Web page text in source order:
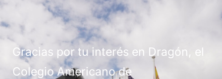
Gracias por tu interés en Dragón, el
Colegio Americano de